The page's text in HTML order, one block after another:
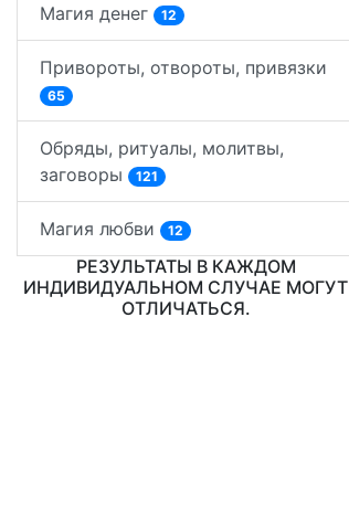
Магия денег 12
Привороты, отвороты, привязки
65
Обряды, ритуалы, молитвы,
заговоры
121
Магия любви 12
РЕЗУЛЬТАТЫ В КАЖДОМ
ИНДИВИДУАЛЬНОМ СЛУЧАЕ МОГУТ
ОТЛИЧАТЬСЯ.